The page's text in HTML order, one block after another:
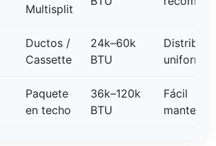
Multisplit
Ductos /
Cassette
24k–60k
BTU
uniforme
Paquete
en techo
36k–120k
BTU
Fácil